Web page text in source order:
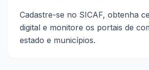
Cadastre-se no SICAF, obtenha
digital e monitore os portais de
estado e municípios.